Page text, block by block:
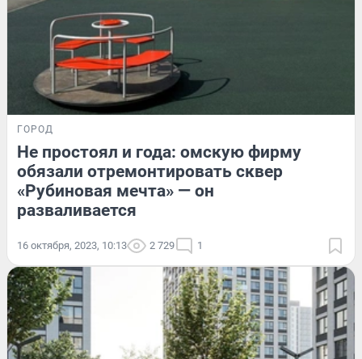
ГОРОД
Не простоял и года: омскую фирму
обязали отремонтировать сквер
«Рубиновая мечта» — он
разваливается
16 октября, 2023, 10:13 2 729 1